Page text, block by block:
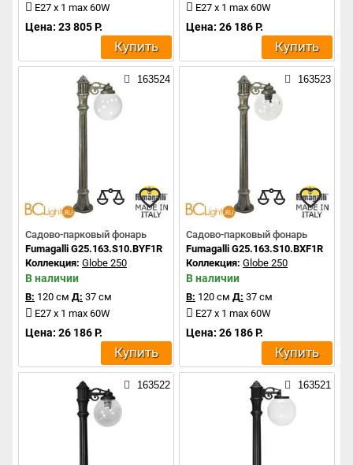
E27 x 1 max 60W
Цена: 23 805 Р.
Купить
E27 x 1 max 60W
Цена: 26 186 Р.
Купить
163524
Садово-парковый фонарь
Fumagalli G25.163.S10.BYF1R
Коллекция: Globe 250
В наличии
В: 120 см Д: 37 см
E27 x 1 max 60W
Цена: 26 186 Р.
Купить
163523
Садово-парковый фонарь
Fumagalli G25.163.S10.BXF1R
Коллекция: Globe 250
В наличии
В: 120 см Д: 37 см
E27 x 1 max 60W
Цена: 26 186 Р.
Купить
163522 163521